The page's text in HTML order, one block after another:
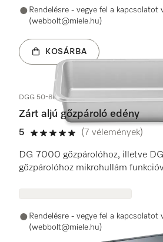
Rendelésre - vegye fel a kapcsolatot
(webbolt@miele.hu)
KOSÁRBA
DGG 50-80
Zárt aljú gőzpároló edény
5
5 / 5
(7 vélemények)
DG 7000 gőzpárolóhoz, illetve
gőzpárolóhoz mikrohullám
Rendelésre - vegye fel a kapcsolatot
(webbolt@miele.hu)